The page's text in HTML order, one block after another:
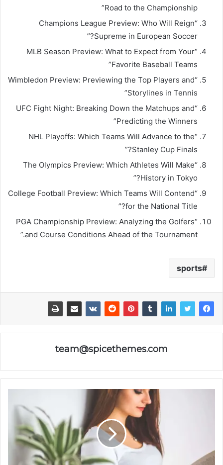
Road to the Championship”
“Champions League Preview: Who Will Reign
Supreme in European Soccer?”
“MLB Season Preview: What to Expect from Your
Favorite Baseball Teams”
“Wimbledon Preview: Previewing the Top Players and
Storylines in Tennis”
“UFC Fight Night: Breaking Down the Matchups and
Predicting the Winners”
“NHL Playoffs: Which Teams Will Advance to the
Stanley Cup Finals?”
“The Olympics Preview: Which Athletes Will Make
History in Tokyo?”
“College Football Preview: Which Teams Will Contend
for the National Title?”
“PGA Championship Preview: Analyzing the Golfers
and Course Conditions Ahead of the Tournament.”
sports
team@spicethemes.com